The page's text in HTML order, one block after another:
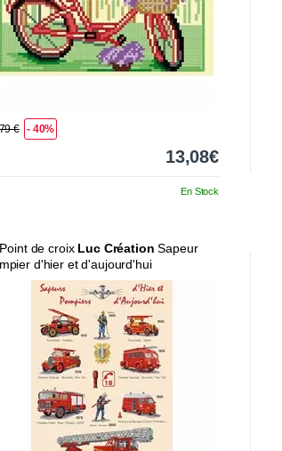
€ - 40%
13,08€
En Stock
de croix Luc Création Sapeur
d'hier et d'aujourd'hui